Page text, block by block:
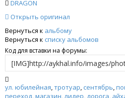
DRAGON
Открыть оригинал
Вернуться к альбому
Вернуться к списку альбомов
Код для вставки на форумы:
ул. юбилейная,тротуар, сентябрь,
переход,магазин,лидер, дорога,